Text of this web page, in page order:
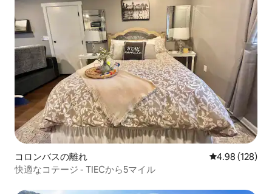
コロンバスの離れ レビュー128
4.98 (128)
快適なコテージ - TIECから5マイル